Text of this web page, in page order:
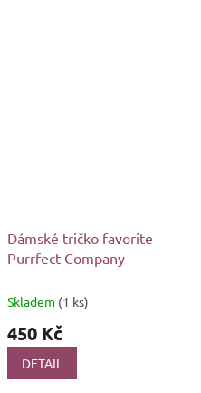
Dámské tričko favorite
Purrfect Company
Skladem (1 ks)
450 Kč
DETAIL